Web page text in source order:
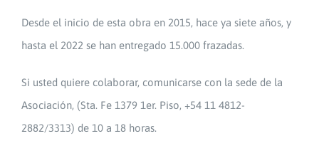
Desde el inicio de esta obra en 2015, hace ya siete años, y
hasta el 2022 se han entregado 15.000 frazadas.
Si usted quiere colaborar, comunicarse con la sede de la
Asociación, (Sta. Fe 1379 1er. Piso, +54 11 4812-
2882/3313) de 10 a 18 horas.